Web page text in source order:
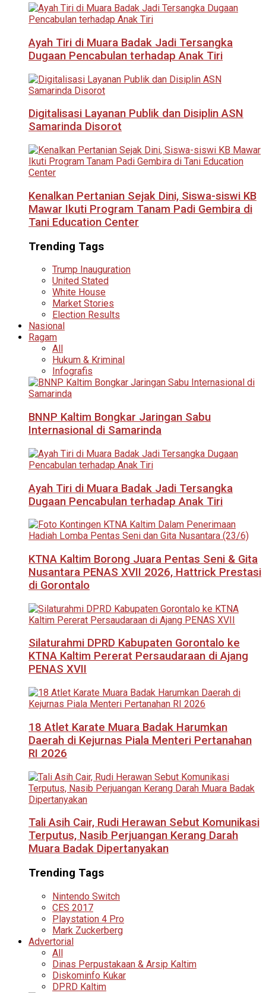
Ayah Tiri di Muara Badak Jadi Tersangka
Dugaan Pencabulan terhadap Anak Tiri
Digitalisasi Layanan Publik dan Disiplin ASN
Samarinda Disorot
Kenalkan Pertanian Sejak Dini, Siswa-siswi KB
Mawar Ikuti Program Tanam Padi Gembira di
Tani Education Center
Trending Tags
Trump Inauguration
United Stated
White House
Market Stories
Election Results
Nasional
Ragam
All
Hukum & Kriminal
Infografis
BNNP Kaltim Bongkar Jaringan Sabu
Internasional di Samarinda
Ayah Tiri di Muara Badak Jadi Tersangka
Dugaan Pencabulan terhadap Anak Tiri
KTNA Kaltim Borong Juara Pentas Seni & Gita
Nusantara PENAS XVII 2026, Hattrick Prestasi
di Gorontalo
Silaturahmi DPRD Kabupaten Gorontalo ke
KTNA Kaltim Pererat Persaudaraan di Ajang
PENAS XVII
18 Atlet Karate Muara Badak Harumkan
Daerah di Kejurnas Piala Menteri Pertanahan
RI 2026
Tali Asih Cair, Rudi Herawan Sebut Komunikasi
Terputus, Nasib Perjuangan Kerang Darah
Muara Badak Dipertanyakan
Trending Tags
Nintendo Switch
CES 2017
Playstation 4 Pro
Mark Zuckerberg
Advertorial
All
Dinas Perpustakaan & Arsip Kaltim
Diskominfo Kukar
DPRD Kaltim